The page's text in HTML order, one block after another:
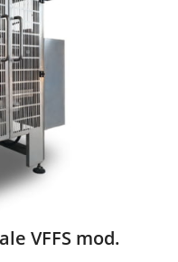
VFFS mod.